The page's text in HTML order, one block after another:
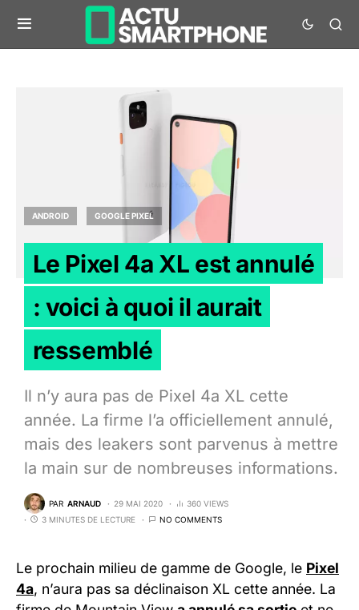
ANDROID GOOGLE PIXEL
Le Pixel 4a XL est annulé
: voici à quoi il aurait
ressemblé
Il n’y aura pas de Pixel 4a XL cette
année. La firme l’a officiellement annulé,
mais des leakers sont parvenus à mettre
la main sur de nombreuses informations.
PAR ARNAUD 29 MAI 2020
360 VIEWS
3 MINUTES DE LECTURE
NO COMMENTS
Le prochain milieu de gamme de Google, le Pixel
4a, n’aura pas sa déclinaison XL cette année. La